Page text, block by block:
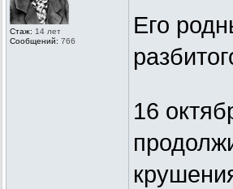
Стаж: 14 лет
Сообщений: 766
Его
16